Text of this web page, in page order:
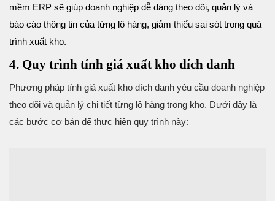
mềm ERP sẽ giúp doanh nghiệp dễ dàng theo dõi, quản lý và
báo cáo thông tin của từng lô hàng, giảm thiểu sai sót trong quá
trình xuất kho.
4. Quy trình tính giá xuất kho đích danh
Phương pháp tính giá xuất kho đích danh yêu cầu doanh nghiệp
theo dõi và quản lý chi tiết từng lô hàng trong kho. Dưới đây là
các bước cơ bản để thực hiện quy trình này: